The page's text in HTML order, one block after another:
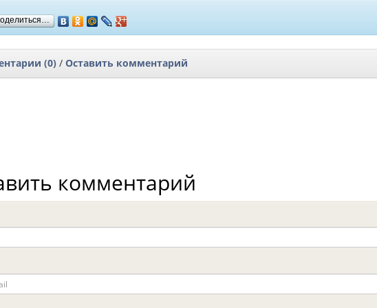
(0) / Оставить комментарий
комментарий